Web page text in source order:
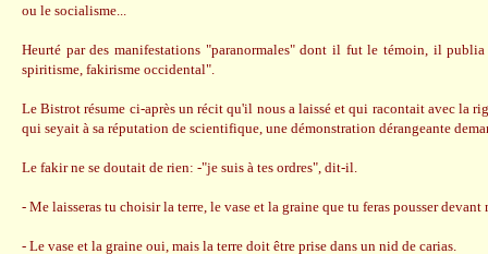
ou le socialisme...
Heurté par des manifestations "paranormales" dont il fut le témoin, il
spiritisme, fakirisme occidental".
Le Bistrot résume ci-après un récit qu'il nous a laissé et qui racontait avec la
qui seyait à sa réputation de scientifique, une démonstration dérangeante
Le fakir ne se doutait de rien: -"je suis à tes ordres", dit-il.
- Me laisseras tu choisir la terre, le vase et la graine que tu feras pousser devant
- Le vase et la graine oui, mais la terre doit être prise dans un nid de carias.